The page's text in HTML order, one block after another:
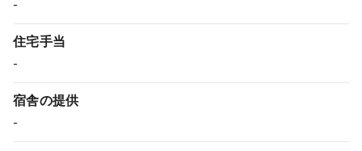
-
住宅手当
-
宿舎の提供
-